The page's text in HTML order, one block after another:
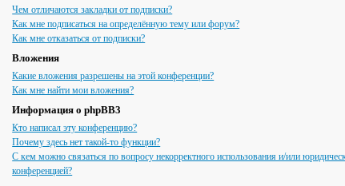
Чем отличаются закладки от подписки?
Как мне подписаться на определённую тему или форум?
Как мне отказаться от подписки?
Вложения
Какие вложения разрешены на этой конференции?
Как мне найти мои вложения?
Информация о phpBB3
Кто написал эту конференцию?
Почему здесь нет такой-то функции?
С кем можно связаться по вопросу некорректного использования и/или
конференцией?